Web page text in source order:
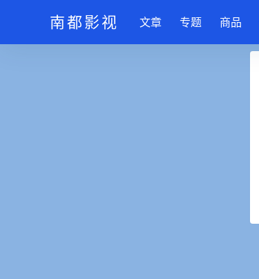
南都影视 文章 专题 商品